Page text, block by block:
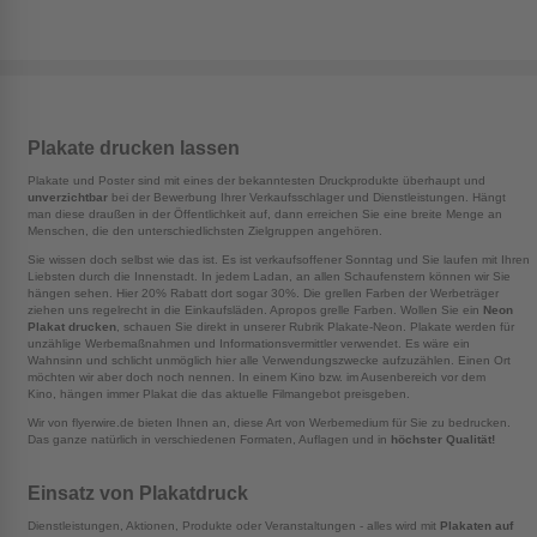
15.000
1.040,81
20.000
1.369,61 1.583,97
1.655,43
25.000
1.698,40 1.962,08
2.049,99
30.000
2.013,77 2.324,76 2.428,42
Plakate drucken lassen
Plakate und Poster sind mit eines der bekanntesten Druckprodukte überhaupt und
unverzichtbar bei der Bewerbung Ihrer Verkaufsschlager und Dienstleistungen. Hängt
man diese draußen in der Öffentlichkeit auf, dann erreichen Sie eine breite Menge an
Menschen, die den unterschiedlichsten Zielgruppen angehören.
Sie wissen doch selbst wie das ist. Es ist verkaufsoffener Sonntag und Sie laufen mit Ihren
Liebsten durch die Innenstadt. In jedem Ladan, an allen Schaufenstern können wir Sie
hängen sehen. Hier 20% Rabatt dort sogar 30%. Die grellen Farben der Werbeträger
ziehen uns regelrecht in die Einkaufsläden. Apropos grelle Farben. Wollen Sie ein Neon
Plakat drucken , schauen Sie direkt in unserer Rubrik Plakate-Neon. Plakate werden für
unzählige Werbemaßnahmen und Informationsvermittler verwendet. Es wäre ein
Wahnsinn und schlicht unmöglich hier alle Verwendungszwecke aufzuzählen. Einen Ort
möchten wir aber doch noch nennen. In einem Kino bzw. im Ausenbereich vor dem
Kino, hängen immer Plakat die das aktuelle Filmangebot preisgeben.
Wir von flyerwire.de bieten Ihnen an, diese Art von Werbemedium für Sie zu bedrucken.
Das ganze natürlich in verschiedenen Formaten, Auflagen und in höchster Qualität!
Einsatz von Plakatdruck
Dienstleistungen, Aktionen, Produkte oder Veranstaltungen - alles wird mit Plakaten auf